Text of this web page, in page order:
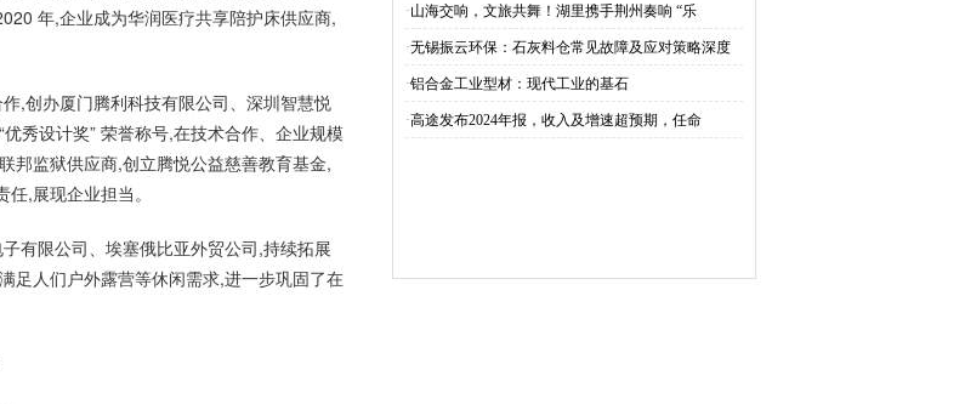
年,企业成为华润医疗共享陪护床供应商,
,创办厦门腾利科技有限公司、深圳智慧悦
秀设计奖” 荣誉称号,在技术合作、企业规模
邦监狱供应商,创立腾悦公益慈善教育基金,
,展现企业担当。
有限公司、埃塞俄比亚外贸公司,持续拓展
足人们户外露营等休闲需求,进一步巩固了在
·山海交响，文旅共舞！湖里携手荆州奏响 “乐
·无锡振云环保：石灰料仓常见故障及应对策略深度
·铝合金工业型材：现代工业的基石
·高途发布2024年报，收入及增速超预期，任命